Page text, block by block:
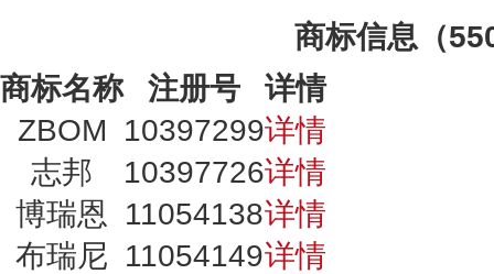
商标信息（
商标名称
注册号
详情
ZBOM
10397299详情
志邦
10397726详情
博瑞恩
11054138详情
布瑞尼 11054149详情